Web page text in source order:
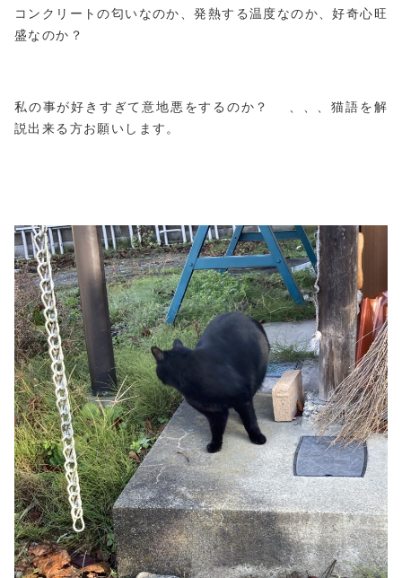
コンクリートの匂いなのか、発熱する温度なのか、好奇心旺
盛なのか？
私の事が好きすぎて意地悪をするのか？ 、、、猫語を解
説出来る方お願いします。